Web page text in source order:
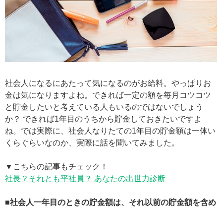
社会人になるにあたって気になるのがお給料。やっぱりお
金は気になりますよね。できれば一定の額を毎月コツコツ
と貯金したいと考えている人もいるのではないでしょう
か？ できれば1年目のうちから貯金しておきたいですよ
ね。では実際に、社会人なりたての1年目の貯金額は一体い
くらぐらいなのか、実際に話を聞いてみました。
▼こちらの記事もチェック！
社長？それとも平社員？ あなたの出世力診断
■社会人一年目のときの貯金額は、それ以前の貯金額を含め